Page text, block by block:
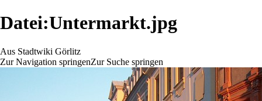
Datei:Untermarkt.jpg
Aus Stadtwiki Görlitz
Zur Navigation springenZur Suche springen